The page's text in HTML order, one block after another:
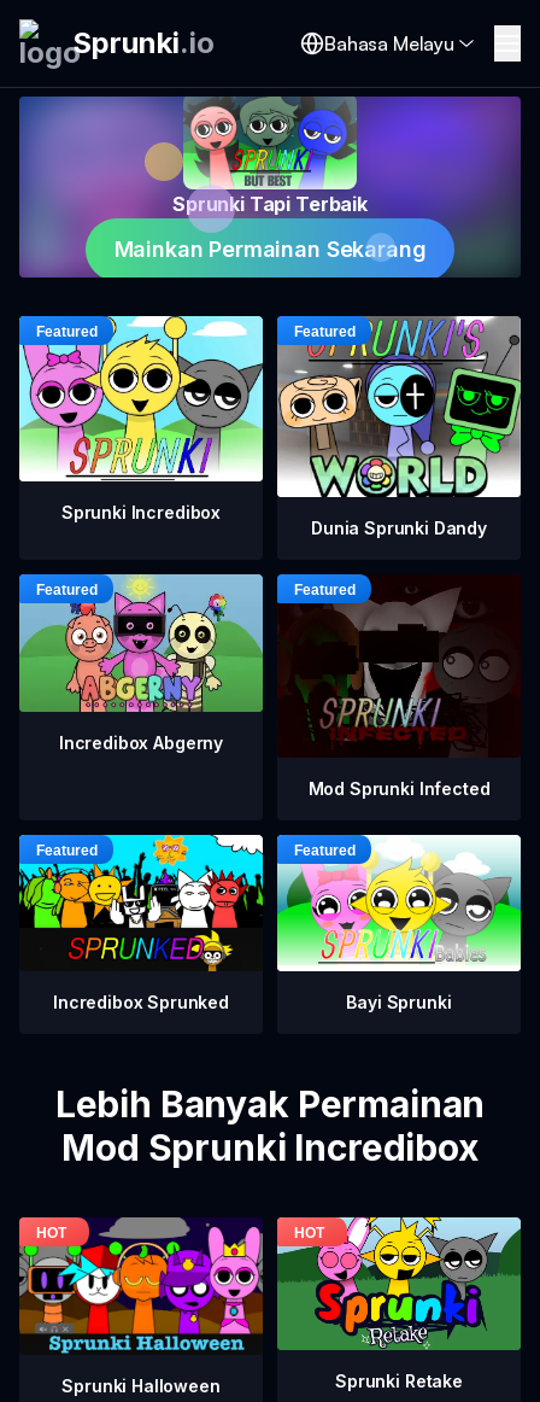
Sprunki.io Bahasa Melayu
Sprunki Tapi Terbaik
Mainkan Permainan Sekarang
Sprunki Incredibox
Dunia Sprunki Dandy
Incredibox Abgerny
Mod Sprunki Infected
Incredibox Sprunked Bayi Sprunki
Lebih Banyak Permainan
Mod Sprunki Incredibox
Sprunki Halloween Sprunki Retake